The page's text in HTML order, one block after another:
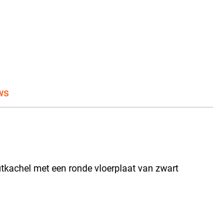
met een ronde vloerplaat van zwart